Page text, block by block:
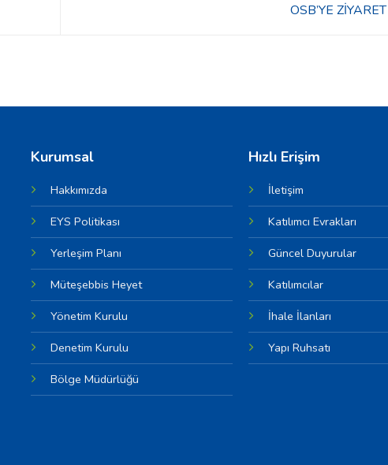
OSB’YE ZİYARET
Kurumsal
Hakkımızda
EYS Politikası
Yerleşim Planı
Müteşebbis Heyet
Yönetim Kurulu
Denetim Kurulu
Bölge Müdürlüğü
Hızlı Erişim
İletişim
Katılımcı Evrakları
Güncel Duyurular
Katılımcılar
İhale İlanları
Yapı Ruhsatı